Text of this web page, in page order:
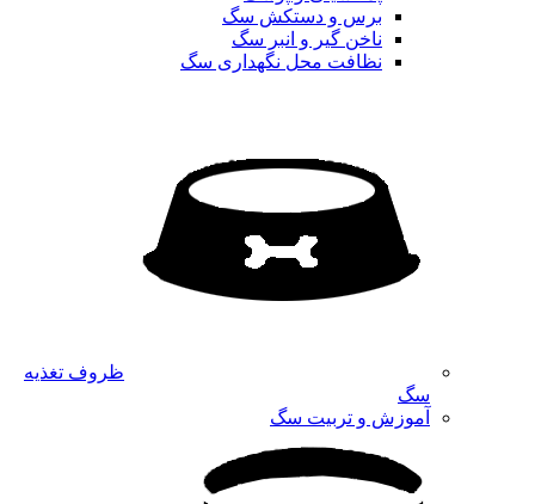
برس و دستکش سگ
ناخن گیر و انبر سگ
نظافت محل نگهداری سگ
ظروف تغذیه
سگ
آموزش و تربیت سگ